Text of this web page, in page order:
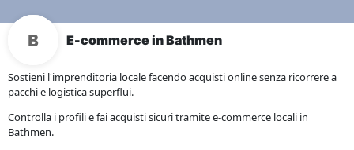
E-commerce in Bathmen
Sostieni l'imprenditoria locale facendo acquisti online senza ricorrere a
pacchi e logistica superflui.
Controlla i profili e fai acquisti sicuri tramite e-commerce locali in
Bathmen.